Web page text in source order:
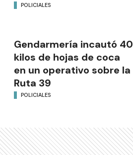
POLICIALES
Gendarmería incautó 40
kilos de hojas de coca
en un operativo sobre la
Ruta 39
POLICIALES